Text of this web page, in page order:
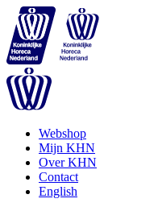
Webshop
Mijn KHN
Over KHN
Contact
English